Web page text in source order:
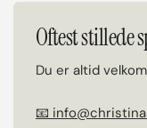
Oftest stillede
Du er altid
📧